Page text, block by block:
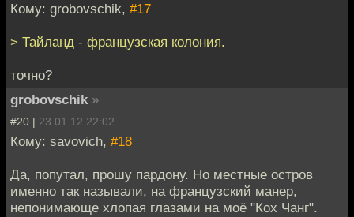
Кому: grobovschik, #17
> Тайланд - французская колония.
точно?
grobovschik »
#20 | 23.01.12 22:02
Кому: savovich, #18
Да, попутал, прошу пардону. Но местные остров
именно так называли, на французский манер,
непонимающе хлопая глазами на моё "Кох Чанг".